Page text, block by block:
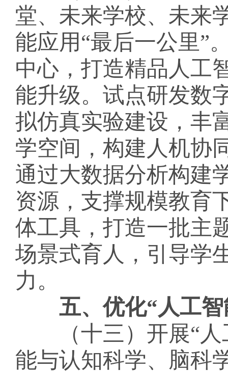
堂、未来学校、未来
能应用“最后一公里”
中心，打造精品人工
能升级。试点研发数
拟仿真实验建设，丰
学空间，构建人机协
通过大数据分析构建
资源，支撑规模教育
体工具，打造一批主
场景式育人，引导学
力。
五、优化“人工
（十三）开展“
能与认知科学、脑科